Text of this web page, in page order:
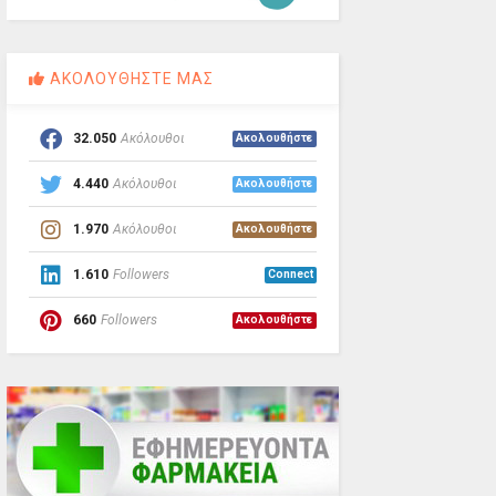
ΑΚΟΛΟΥΘΗΣΤΕ ΜΑΣ
32.050 Ακόλουθοι Ακολουθήστε
4.440 Ακόλουθοι Ακολουθήστε
1.970 Ακόλουθοι Ακολουθήστε
1.610 Followers Connect
660 Followers Ακολουθήστε